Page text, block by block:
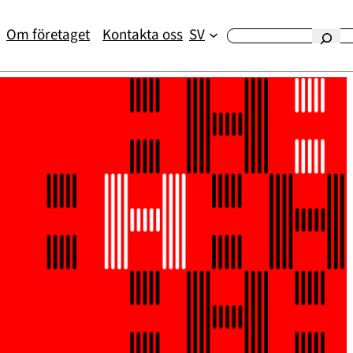
Om företaget Kontakta oss SV Etsi